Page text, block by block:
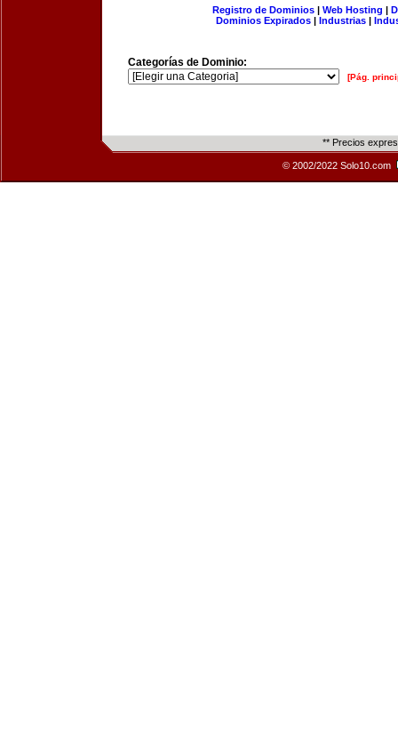
Registro de Dominios| Web Hosting |
Dominios Expirados | Industrias |
Categorías de Dominio:
[Pág.
** Precios
© 2002/2022 Solo10.com